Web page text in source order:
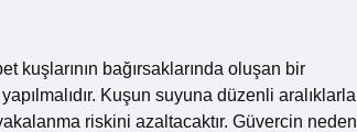
kuşlarının bağırsaklarında oluşan bir
Kuşun suyuna düzenli aralıklarla
riskini azaltacaktır. Güvercin neden